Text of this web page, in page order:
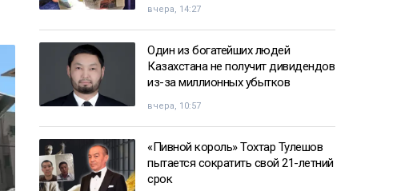
вчера, 14:27
Один из богатейших людей
Казахстана не получит дивидендов
из-за миллионных убытков
вчера, 10:57
«Пивной король» Тохтар Тулешов
пытается сократить свой 21-летний
срок